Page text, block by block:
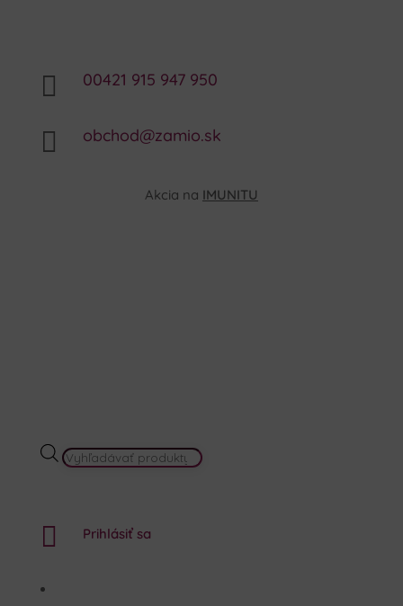
 00421 915 947 950
 obchod@zamio.sk
Akcia na IMUNITU
PRODUCTS
 Prihlásiť sa